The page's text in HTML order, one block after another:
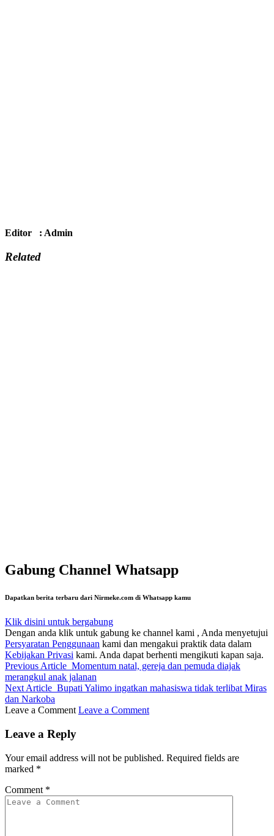
Editor : Admin
Related
Gabung Channel Whatsapp
Dapatkan berita terbaru dari Nirmeke.com di Whatsapp kamu
Klik disini untuk bergabung
Dengan anda klik untuk gabung ke channel kami , Anda menyetujui
Persyaratan Penggunaan kami dan mengakui praktik data dalam
Kebijakan Privasi kami. Anda dapat berhenti mengikuti kapan saja.
Previous Article Momentum natal, gereja dan pemuda diajak
merangkul anak jalanan
Next Article Bupati Yalimo ingatkan mahasiswa tidak terlibat Miras
dan Narkoba
Leave a Comment Leave a Comment
Leave a Reply
Your email address will not be published. Required fields are
marked *
Comment *